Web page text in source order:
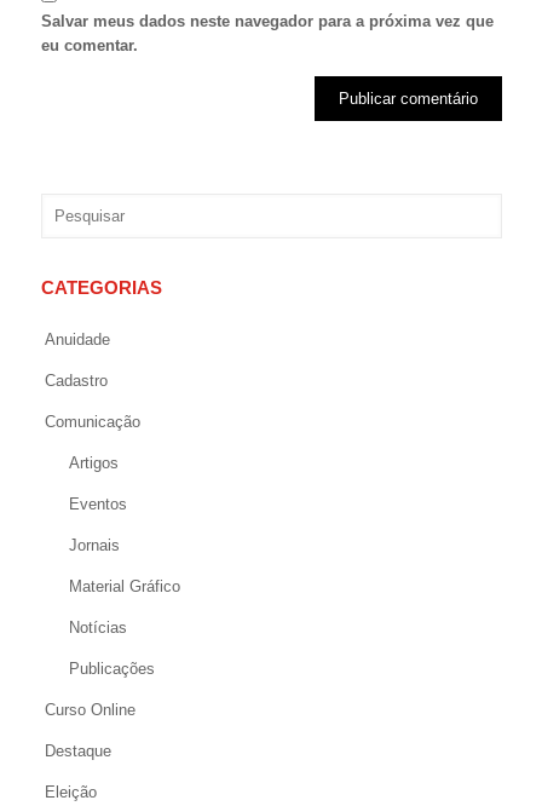
Salvar meus dados neste navegador para a próxima vez que
eu comentar.
CATEGORIAS
Anuidade
Cadastro
Comunicação
Artigos
Eventos
Jornais
Material Gráfico
Notícias
Publicações
Curso Online
Destaque
Eleição